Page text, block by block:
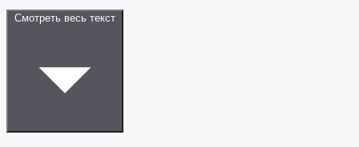
Смотреть весь текст